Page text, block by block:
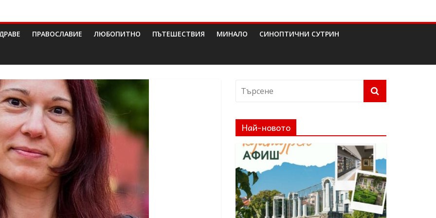
ПРАВОСЛАВИЕ ЛЮБОПИТНО ПЪТЕШЕСТВИЯ МИНАЛО СИНОПТИЧНИ СУТРИН
Най-новото